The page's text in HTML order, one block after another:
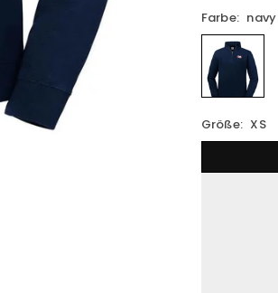
Farbe: navy
Größe: XS